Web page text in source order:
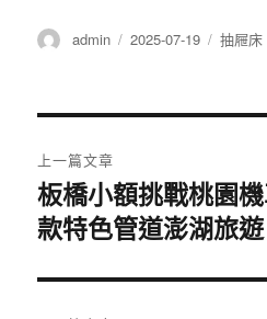
作
admin
發
2025-07-19
分
抽屜床
章
導
覽
上一篇文章
上
一
文
板橋小額挑戰桃園
款特色管道澎湖旅遊